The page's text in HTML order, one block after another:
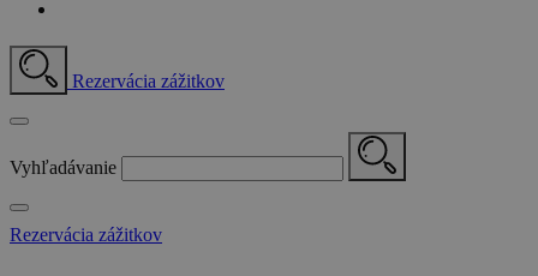
Rezervácia zážitkov
Vyhľadávanie
Rezervácia zážitkov